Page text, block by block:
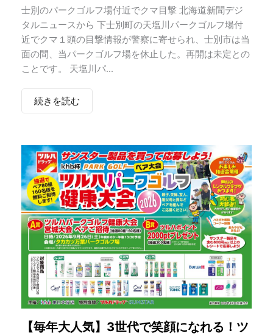
士別のパークゴルフ場付近でクマ目撃 北海道新聞デジ
タルニュースから 下士別町の天塩川パークゴルフ場付
近でクマ１頭の目撃情報が警察に寄せられ、士別市は当
面の間、当パークゴルフ場を休止した。再開は未定との
ことです。 天塩川パ...
続きを読む
【毎年大人気】3世代で笑顔になれる！ツ